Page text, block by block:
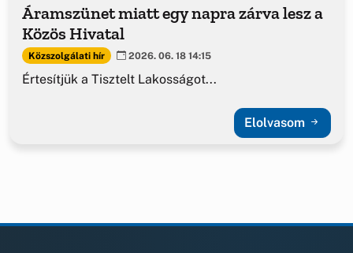
Áramszünet miatt egy napra zárva lesz a
Közös Hivatal
Közszolgálati hír 2026. 06. 18 14:15
Értesítjük a Tisztelt Lakosságot...
Elolvasom